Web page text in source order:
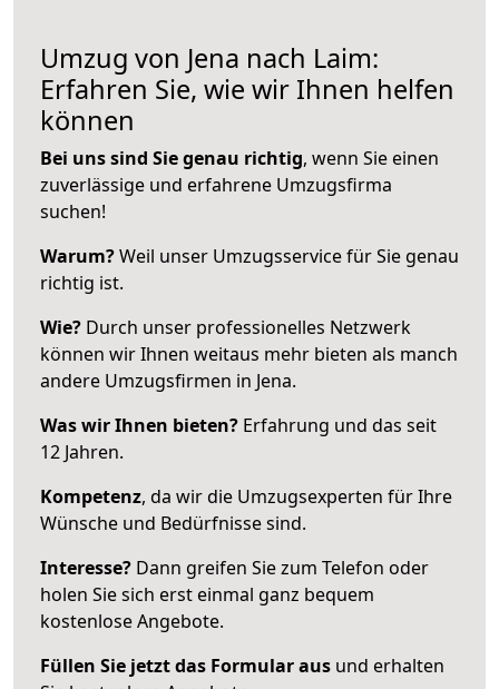
Umzug von Jena nach Laim:
Erfahren Sie, wie wir Ihnen helfen
können
Bei uns sind Sie genau richtig, wenn Sie einen
zuverlässige und erfahrene Umzugsfirma
suchen!
Warum?Weil unser Umzugsservice für Sie genau
richtig ist.
Wie? Durch unser professionelles Netzwerk
können wir Ihnen weitaus mehr bieten als manch
andere Umzugsfirmen in Jena.
Was wir Ihnen bieten? Erfahrung und das seit
12 Jahren.
Kompetenz, da wir die Umzugsexperten für Ihre
Wünsche und Bedürfnisse sind.
Interesse? Dann greifen Sie zum Telefon oder
holen Sie sich erst einmal ganz bequem
kostenlose Angebote.
Füllen Sie jetzt das Formular aus und erhalten